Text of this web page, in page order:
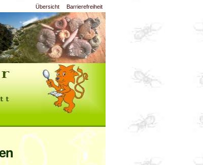
Übersicht Barrierefreiheit